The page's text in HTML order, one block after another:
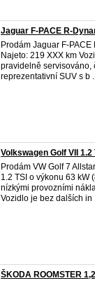
Jaguar F-PACE R-
Prodám Jaguar F-
Najeto: 219 XXX km
pravidelně servisováno,
reprezentativní SUV s b
Volkswagen Golf VII
Prodám VW Golf 7
1.2 TSI o výkonu 63 kW
nízkými provozními
Vozidlo je bez dalších in
ŠKODA ROOMSTER